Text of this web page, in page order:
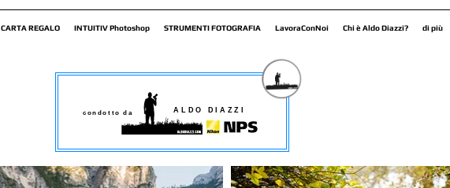
CARTA REGALO INTUITIV Photoshop STRUMENTI FOTOGRAFIA LavoraConNoi Chi è Aldo Diazzi? di più
condotto da ALDO DIAZZI